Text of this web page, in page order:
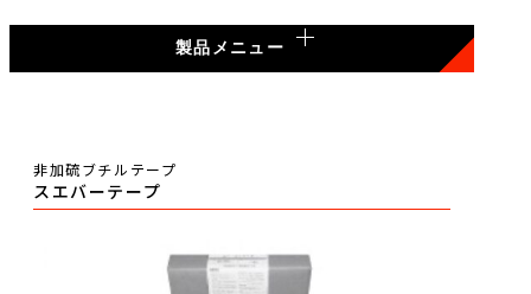
製品メニュー
非加硫ブチルテープ
スエバーテープ